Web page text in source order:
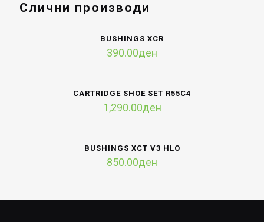
Слични производи
BUSHINGS XCR
390.00ден
CARTRIDGE SHOE SET R55C4
1,290.00ден
BUSHINGS XCT V3 HLO
850.00ден